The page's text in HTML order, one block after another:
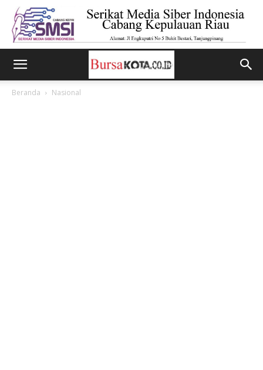
Beranda Nasional